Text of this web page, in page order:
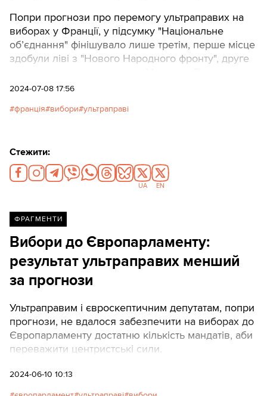
Попри прогнози про перемогу ультраправих на
виборах у Франції, у підсумку "Національне
об’єднання" фінішувало лише третім, перше місце
здобули ліві з "Нового Народного фронту", друге
політичної сили немає більшості у 289 з 577 місць
формування уряду.
2024-07-08 17:56
франція вибори ультраправі
Стежити:
UA EN
ФРАГМЕНТИ
Вибори до Європарламенту:
результат ультраправих менший
за прогнози
Ультраправим і євроскептичним депутатам, попри
прогнози, не вдалося забезпечити на виборах до
Європарламенту достатню кількість мандатів, аби
переважити центристські сили.
2024-06-10 10:13